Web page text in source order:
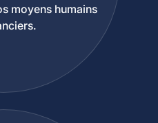
moyens humains